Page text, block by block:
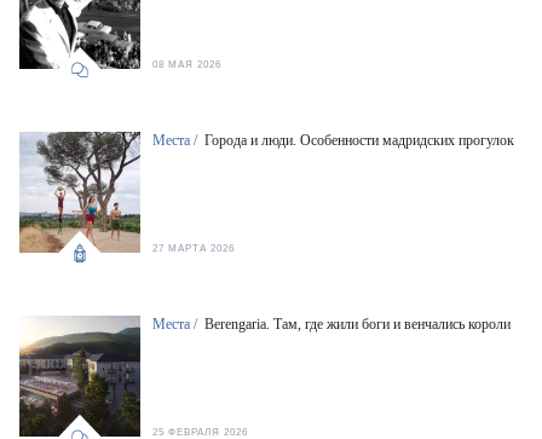
08 МАЯ 2026
Места / Города и люди. Особенности мадридских прогулок
27 МАРТА 2026
Места / Berengaria. Там, где жили боги и венчались короли
25 ФЕВРАЛЯ 2026